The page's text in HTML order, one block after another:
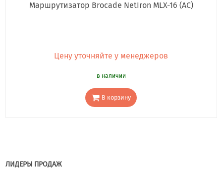
Маршрутизатор Brocade NetIron MLX-16 (AC)
Цену уточняйте у менеджеров
в наличии
В корзину
ЛИДЕРЫ ПРОДАЖ